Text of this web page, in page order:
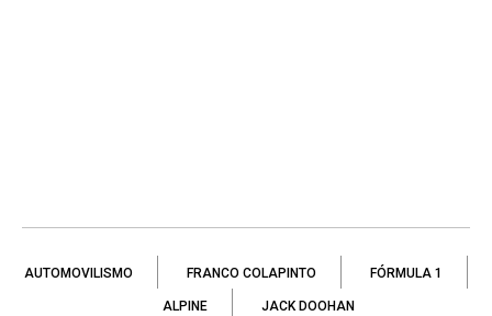
AUTOMOVILISMO FRANCO COLAPINTO FÓRMULA 1
ALPINE JACK DOOHAN